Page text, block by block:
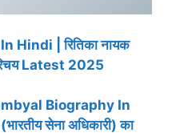
Hindi | रितिका नायक
Latest 2025
Biography In
सेना अधिकारी) का